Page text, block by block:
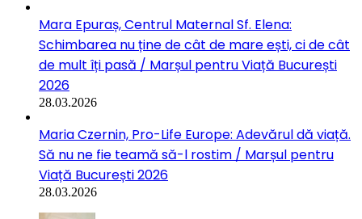
Mara Epuraș, Centrul Maternal Sf. Elena:
Schimbarea nu ține de cât de mare ești, ci de cât
de mult îți pasă / Marșul pentru Viață București
2026
28.03.2026
Maria Czernin, Pro-Life Europe: Adevărul dă viață.
Să nu ne fie teamă să-l rostim / Marșul pentru
Viață București 2026
28.03.2026